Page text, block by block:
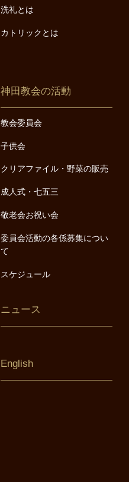
洗礼とは
カトリックとは
神田教会の活動
教会委員会
子供会
クリアファイル・野菜の販売
成人式・七五三
敬老会お祝い会
委員会活動の各係募集につい
て
スケジュール
ニュース
English